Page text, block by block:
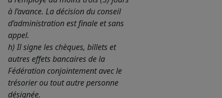
à l’avance. La décision du conseil
d’administration est finale et sans
appel.
h) Il signe les chèques, billets et
autres effets bancaires de la
Fédération conjointement avec le
trésorier ou tout autre personne
désignée.